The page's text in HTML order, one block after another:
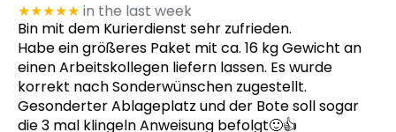
★★★★★ in the last week
Bin mit dem Kurierdienst sehr zufrieden.
Habe ein größeres Paket mit ca. 16 kg Gewicht an
einen Arbeitskollegen liefern lassen. Es wurde
korrekt nach Sonderwünschen zugestellt.
Gesonderter Ablageplatz und der Bote soll sogar
die 3 mal klingeln Anweisung befolgt🙂👍